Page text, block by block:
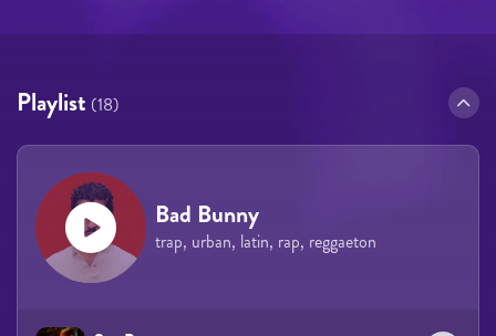
Playlist (18)
Bad Bunny
trap, urban, latin, rap, reggaeton